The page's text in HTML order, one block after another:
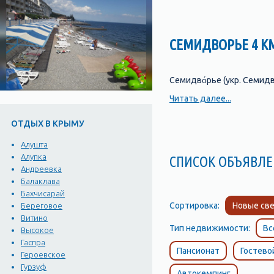
ОТДЫХ В КРЫМУ
Алушта
Алупка
Андреевка
Балаклава
Бахчисарай
Береговое
Витино
Высокое
Гаспра
Героевское
Гурзуф
СЕМИДВОРЬЕ 4
Семидво́рье (укр.
административно-
подножия Чатыр-Дага, в
расположенный у моря,
- уникальный
Комплекс расположен
велосипеде, гулять,
посторонний.
ИНФРАСТРУКТУРА
Собственный пляж
Читать далее...
СПИСОК
Сортировка: Новые
Тип недвижимости:
Пансионат